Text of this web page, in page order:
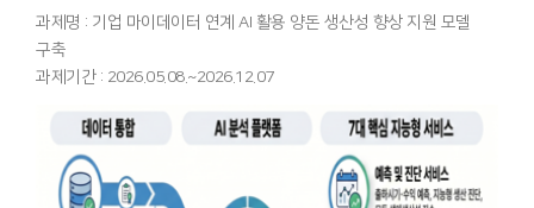
과제명 : 기업 마이데이터 연계 AI 활용 양돈 생산성 향상 지원 모델
구축
과제기간 : 2026.05.08.~2026.12.07
인공지능(AI) 및 빅데이터 전문 기업 아이와즈(IWAZ)입니다.
당사 ㈜아이와즈가 축산물품질평가원이 주관하는 ‘2026년 기업
마이데이터 연계 AI 활용 양돈 생산성 향상 지원 모델 구축’ 사업에